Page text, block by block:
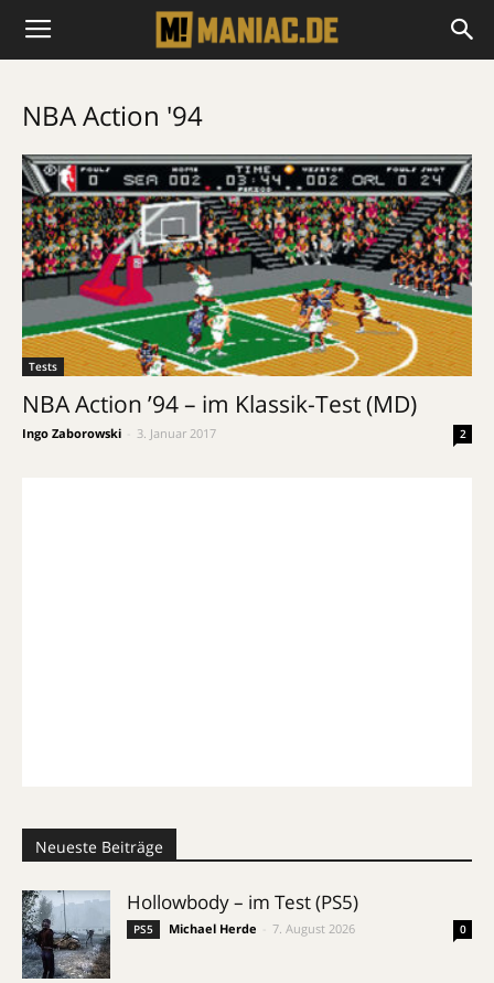
NBA Action '94
Tests
NBA Action ’94 – im Klassik-Test (MD)
Ingo Zaborowski 3. Januar 2017 2
Neueste Beiträge
Hollowbody – im Test (PS5)
PS5 Michael Herde 7. August 2026 0